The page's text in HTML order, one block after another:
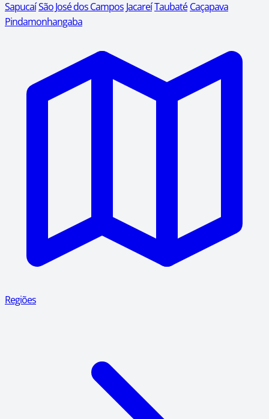
SapucaíSão José dos Campos JacareíTaubaté Caçapava
Pindamonhangaba
Regiões